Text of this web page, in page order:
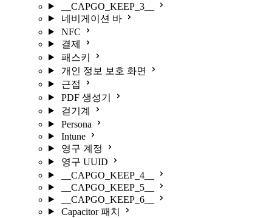
__CAPGO_KEEP_3__
네비게이션 바
NFC
결제
패스키
개인 정보 보호 화면
근접
PDF 생성기
걷기계
Persona
Intune
영구 계정
영구 UUID
__CAPGO_KEEP_4__
__CAPGO_KEEP_5__
__CAPGO_KEEP_6__
Capacitor 패치